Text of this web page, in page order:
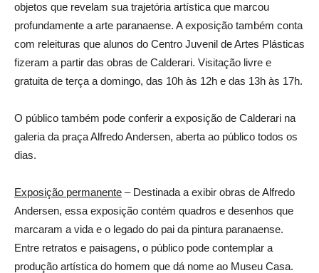
objetos que revelam sua trajetória artística que marcou
profundamente a arte paranaense. A exposição também conta
com releituras que alunos do Centro Juvenil de Artes Plásticas
fizeram a partir das obras de Calderari. Visitação livre e
gratuita de terça a domingo, das 10h às 12h e das 13h às 17h.
O público também pode conferir a exposição de Calderari na
galeria da praça Alfredo Andersen, aberta ao público todos os
dias.
Exposição permanente – Destinada a exibir obras de Alfredo
Andersen, essa exposição contém quadros e desenhos que
marcaram a vida e o legado do pai da pintura paranaense.
Entre retratos e paisagens, o público pode contemplar a
produção artística do homem que dá nome ao Museu Casa.